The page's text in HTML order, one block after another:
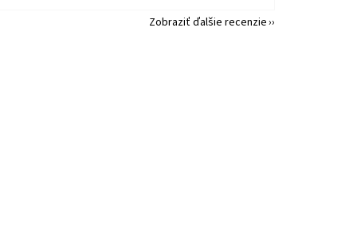
Zobraziť ďalšie recenzie